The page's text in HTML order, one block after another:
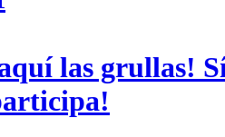
las grullas!